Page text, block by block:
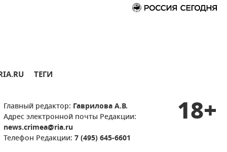
ТЕГИ
Главный редактор: Гаврилова А.В.
Адрес электронной почты Редакции:
news.crimea@ria.ru
Телефон Редакции: 7 (495) 645-6601
18+